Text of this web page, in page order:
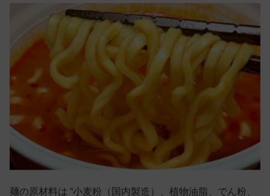
麺の原材料は “小麦粉（国内製造）、植物油脂、でん粉、